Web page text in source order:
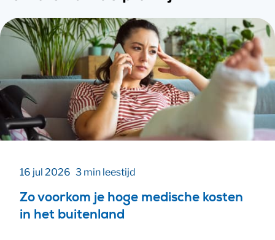
16 jul 2026 3 min leestijd
Zo voorkom je hoge medische kosten
in het buitenland